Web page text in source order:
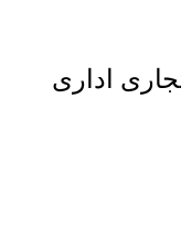
اداری